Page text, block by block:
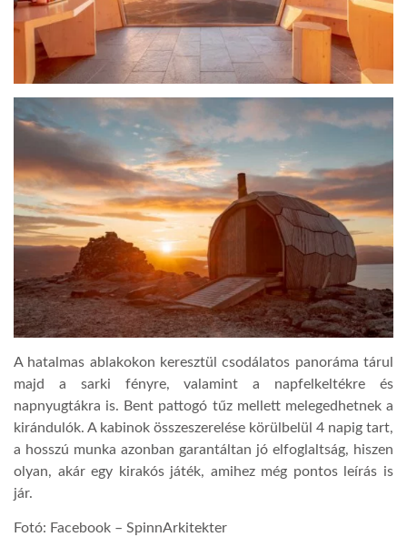
DOBRAVERO.HU
LATIMO.HU
GLOBOBOOK
A hatalmas ablakokon keresztül csodálatos panoráma tárul
majd a sarki fényre, valamint a napfelkeltékre és
napnyugtákra is. Bent pattogó tűz mellett melegedhetnek a
kirándulók. A kabinok összeszerelése körülbelül 4 napig tart,
a hosszú munka azonban garantáltan jó elfoglaltság, hiszen
olyan, akár egy kirakós játék, amihez még pontos leírás is
jár.
Fotó: Facebook – SpinnArkitekter